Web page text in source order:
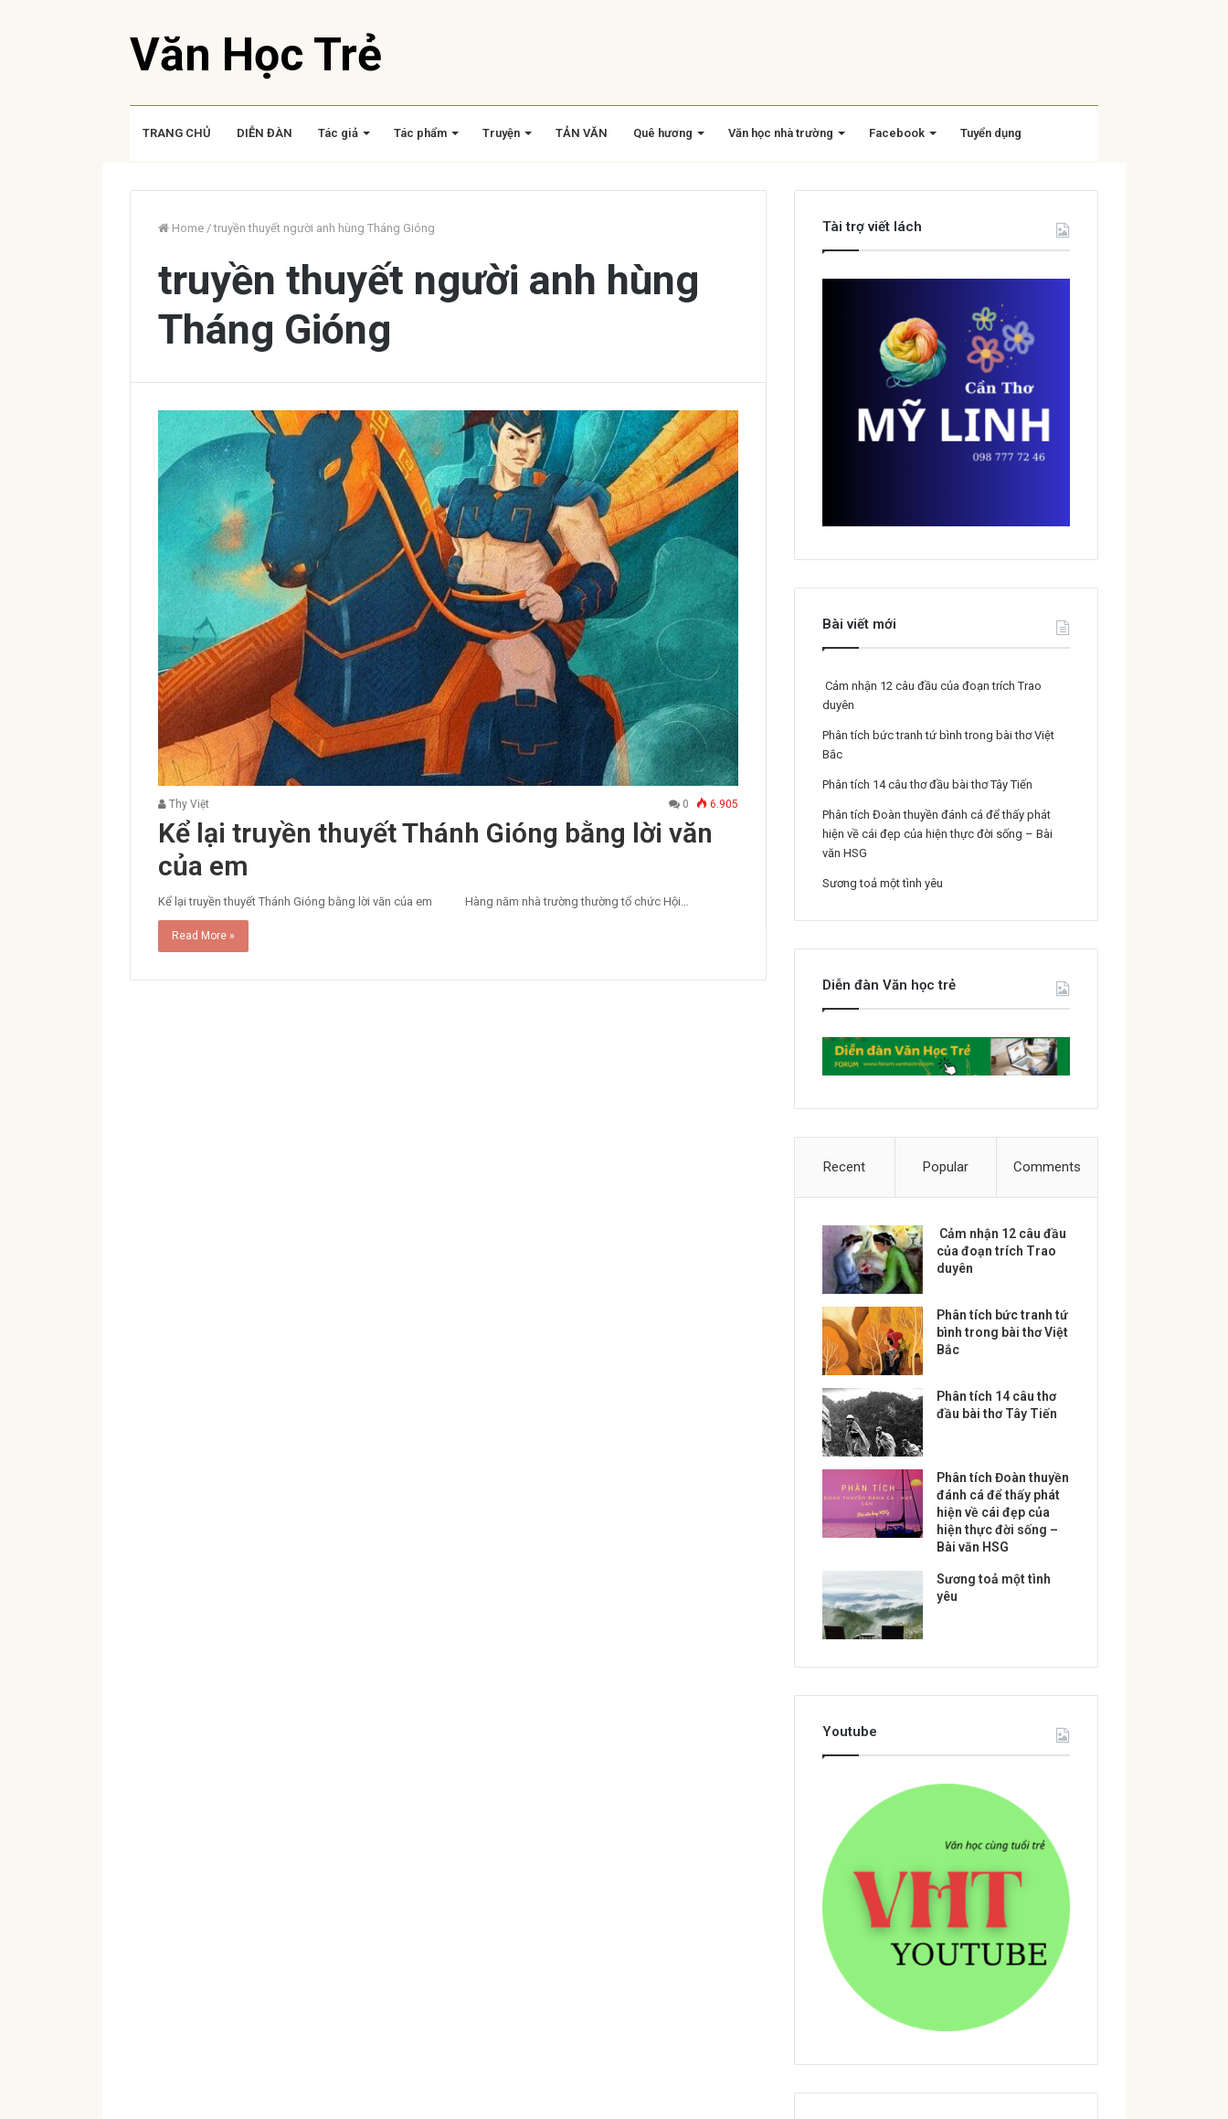
Văn Học Trẻ
TRANG CHỦ DIỄN ĐÀN Tác giả Tác phẩm Truyện TẢN VĂN Quê hương Văn học nhà trường Facebook Tuyển dụng
Home / truyền thuyết người anh hùng Tháng Gióng
truyền thuyết người anh hùng
Tháng Gióng
Thy Việt 0 6.905
Kể lại truyền thuyết Thánh Gióng bằng lời văn
của em
Kể lại truyền thuyết Thánh Gióng bằng lời văn của em Hàng năm nhà trường thường tổ chức Hội…
Read More »
Tài trợ viết lách
Bài viết mới
Cảm nhận 12 câu đầu của đoạn trích Trao
duyên
Phân tích bức tranh tứ bình trong bài thơ Việt
Bắc
Phân tích 14 câu thơ đầu bài thơ Tây Tiến
Phân tích Đoàn thuyền đánh cá để thấy phát
hiện về cái đẹp của hiện thực đời sống – Bài
văn HSG
Sương toả một tình yêu
Diễn đàn Văn học trẻ
Recent Popular Comments
Cảm nhận 12 câu đầu
của đoạn trích Trao
duyên
Phân tích bức tranh tứ
bình trong bài thơ Việt
Bắc
Phân tích 14 câu thơ
đầu bài thơ Tây Tiến
Phân tích Đoàn thuyền
đánh cá để thấy phát
hiện về cái đẹp của
hiện thực đời sống –
Bài văn HSG
Sương toả một tình
yêu
Youtube